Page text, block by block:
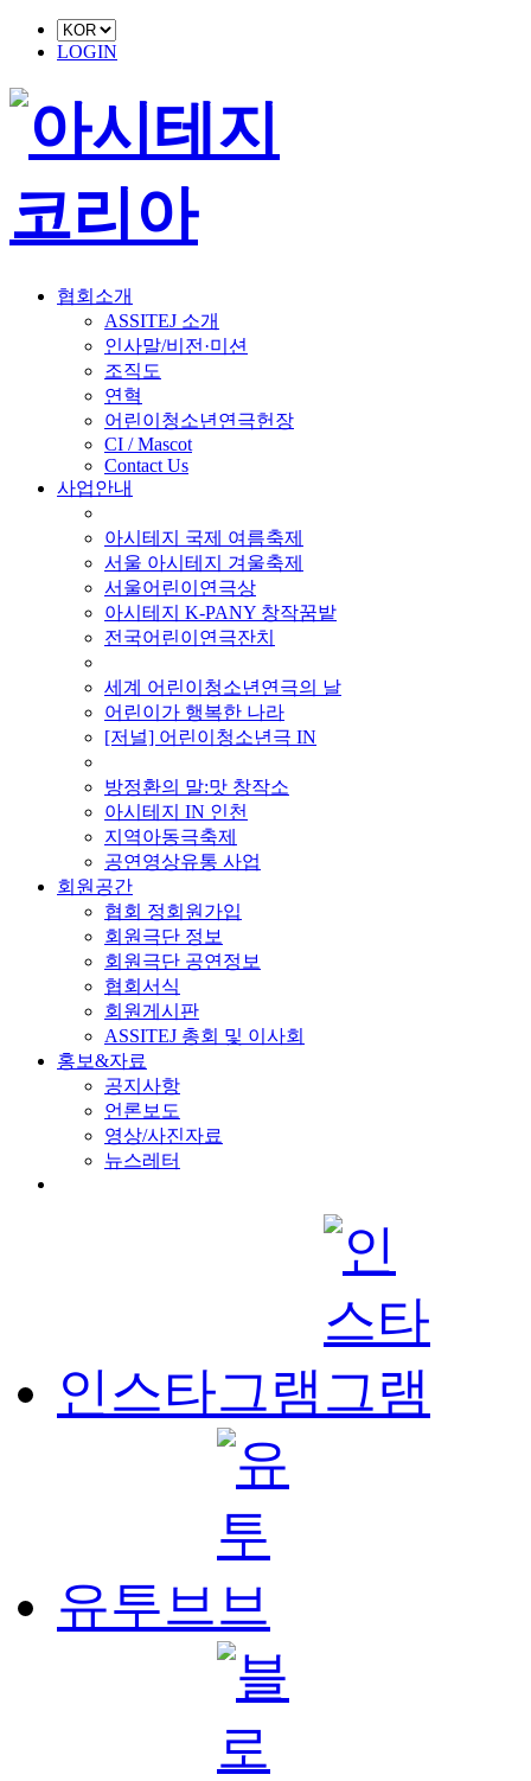
LOGIN
협회소개
ASSITEJ 소개
인사말/비전·미션
조직도
연혁
어린이청소년연극헌장
CI / Mascot
Contact Us
사업안내
아시테지 국제 여름축제
서울 아시테지 겨울축제
서울어린이연극상
아시테지 K-PANY 창작꿈밭
전국어린이연극잔치
세계 어린이청소년연극의 날
어린이가 행복한 나라
[저널] 어린이청소년극 IN
방정환의 말:맛 창작소
아시테지 IN 인천
지역아동극축제
공연영상유통 사업
회원공간
협회 정회원가입
회원극단 정보
회원극단 공연정보
협회서식
회원게시판
ASSITEJ 총회 및 이사회
홍보&자료
공지사항
언론보도
영상/사진자료
뉴스레터
인스타그램
유투브